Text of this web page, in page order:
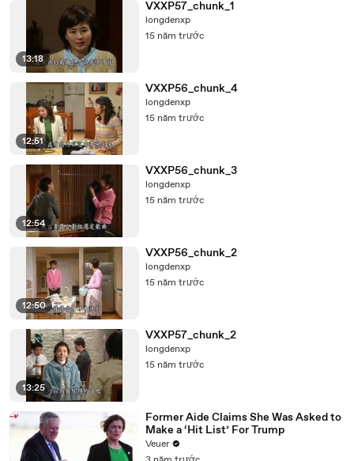
13:18
VXXP57_chunk_1
longdenxp
15 năm trước
12:51
VXXP56_chunk_4
longdenxp
15 năm trước
12:54
VXXP56_chunk_3
longdenxp
15 năm trước
12:50
VXXP56_chunk_2
longdenxp
15 năm trước
13:25
VXXP57_chunk_2
longdenxp
15 năm trước
Former Aide Claims She Was Asked to
Make a ‘Hit List’ For Trump
Veuer